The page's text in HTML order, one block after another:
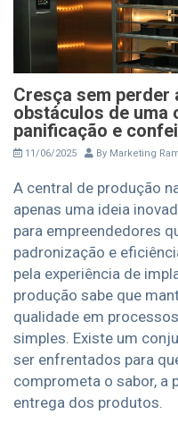
Cresça sem perder
obstáculos de uma
panificação e
11/06/2025 By Marketing
A central de produção
apenas uma ideia
para empreendedores
padronização e
pela experiência de
produção sabe que
qualidade em
simples. Existe um
ser enfrentados para
comprometa o sabor, a
entrega dos produtos.